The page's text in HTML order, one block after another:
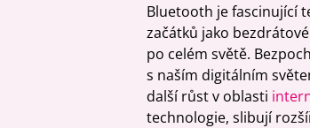
Bluetooth je fascinující
začátků jako
po celém světě.
s naším digitálním
další růst v oblasti
technologie, slibují